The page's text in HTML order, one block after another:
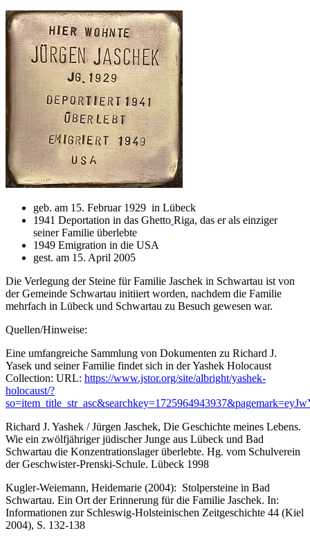
geb. am 15. Februar 1929 in Lübeck
1941 Deportation in das Ghetto Riga, das er als einziger
seiner Familie überlebte
1949 Emigration in die USA
gest. am 15. April 2005
Die Verlegung der Steine für Familie Jaschek in Schwartau ist von
der Gemeinde Schwartau initiiert worden, nachdem die Familie
mehrfach in Lübeck und Schwartau zu Besuch gewesen war.
Quellen/Hinweise:
Eine umfangreiche Sammlung von Dokumenten zu Richard J.
Yasek und seiner Familie findet sich in der Yashek Holocaust
Collection: URL: https://www.jstor.org/site/albright/yashek-
holocaust/?
Richard J. Yashek / Jürgen Jaschek, Die Geschichte meines Lebens.
Wie ein zwölfjähriger jüdischer Junge aus Lübeck und Bad
Schwartau die Konzentrationslager überlebte. Hg. vom Schulverein
der Geschwister-Prenski-Schule. Lübeck 1998
Kugler-Weiemann, Heidemarie (2004): Stolpersteine in Bad
Schwartau. Ein Ort der Erinnerung für die Familie Jaschek. In:
Informationen zur Schleswig-Holsteinischen Zeitgeschichte 44 (Kiel
2004), S. 132-138